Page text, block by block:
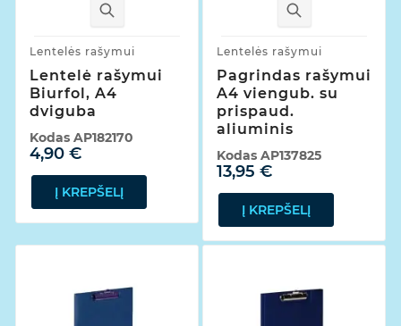
Lentelės rašymui
Lentelė rašymui
Biurfol, A4
dviguba
4,90 €
Kodas AP182170
Į KREPŠELĮ
Lentelės rašymui
Pagrindas rašymui
A4 viengub. su
prispaud.
aliuminis
13,95 €
Kodas AP137825
Į KREPŠELĮ